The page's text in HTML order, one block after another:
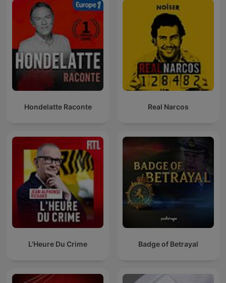
Hondelatte Raconte Real Narcos
L'Heure Du Crime Badge of Betrayal